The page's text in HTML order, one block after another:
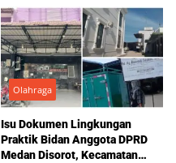
Olahraga
Isu Dokumen Lingkungan
Praktik Bidan Anggota DPRD
Medan Disorot, Kecamatan